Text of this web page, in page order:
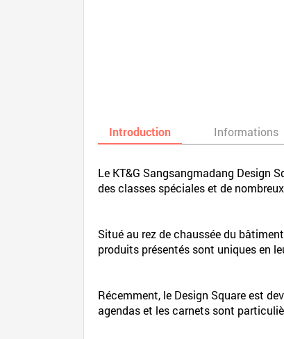
Introduction Informations
Le KT&G Sangsangmadang Design
des classes spéciales et de
Situé au rez de chaussée du
produits présentés sont uniques en
Récemment, le Design Square est
agendas et les carnets sont